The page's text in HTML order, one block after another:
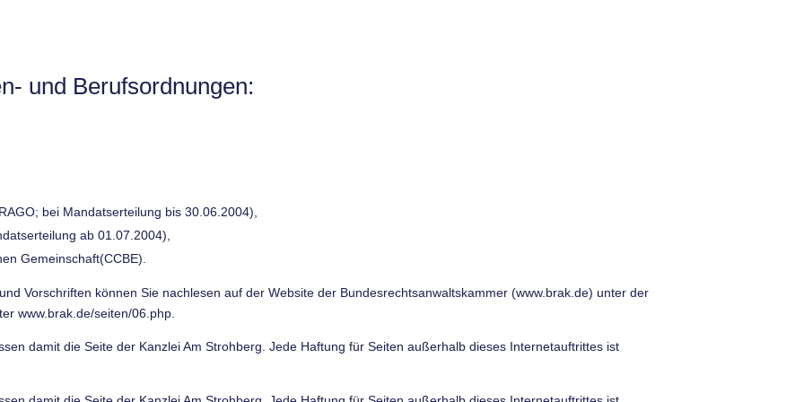
und Berufsordnungen:
bei Mandatserteilung bis 30.06.2004),
ab 01.07.2004),
Gemeinschaft(CCBE).
Vorschriften können Sie nachlesen auf der Website der Bundesrechtsanwaltskammer (www.brak.de) unter der
www.brak.de/seiten/06.php.
damit die Seite der Kanzlei Am Strohberg. Jede Haftung für Seiten außerhalb dieses Internetauftrittes ist